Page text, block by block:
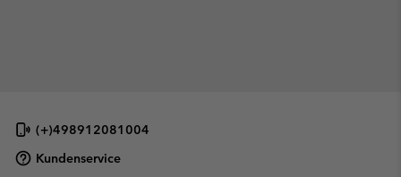
(+)498912081004
Kundenservice